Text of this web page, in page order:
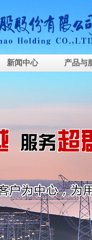
新闻中心 产品与